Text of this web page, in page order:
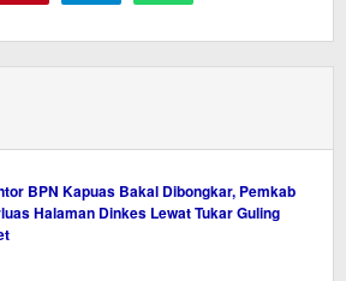
BPN Kapuas Bakal Dibongkar, Pemkab
Halaman Dinkes Lewat Tukar Guling